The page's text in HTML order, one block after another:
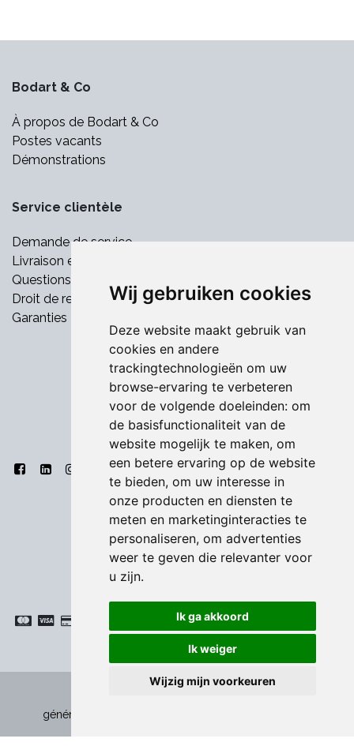
Wij gebruiken cookies
Deze website maakt gebruik van
cookies en andere
trackingtechnologieën om uw
browse-ervaring te verbeteren
voor de volgende doeleinden: om
de basisfunctionaliteit van de
website mogelijk te maken, om
een betere ervaring op de website
te bieden, om uw interesse in
onze producten en diensten te
meten en marketinginteracties te
personaliseren, om advertenties
weer te geven die relevanter voor
u zijn.
Ik ga akkoord
Ik weiger
Wijzig mijn voorkeuren
Bodart & Co
À propos de Bodart & Co
Postes vacants
Démonstrations
Service clientèle
Demande de service
Livraison et paiement
Questions fréquemment posées
Droit de retrait
Garanties
générales